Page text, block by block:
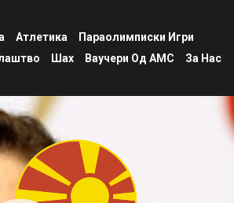
Атлетика
Параолимписки Игри
Шах Ваучери Од АМС За Нас